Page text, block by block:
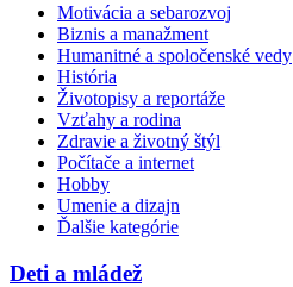
Motivácia a sebarozvoj
Biznis a manažment
Humanitné a spoločenské vedy
História
Životopisy a reportáže
Vzťahy a rodina
Zdravie a životný štýl
Počítače a internet
Hobby
Umenie a dizajn
Ďalšie kategórie
Deti a mládež